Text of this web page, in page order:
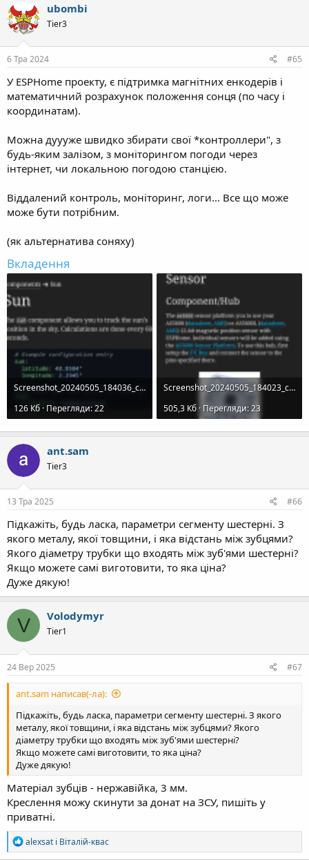
ц
і
ї
:
ubombi
Tier3
6 Тра 2024 #65
У ESPHome проекту, є підтримка магнітних енкодерів і
математичний розрахунок положення сонця (по часу і
координатам).
Можна дуууже швидко збирати свої *контроллери", з
будь-яким залізом, з моніторингом погоди через
інтернет, чи локальною погодою станцією.
Віддалений контроль, моніторинг, логи... Все що може
може бути потрібним.
(як альтернатива соняху)
Вкладення
Screenshot_20240505_184036_com.android.chrome.png
126 Кб · Перегляди: 22
Screenshot_20240505_184023_com.android.chrome.png
505,3 Кб · Перегляди: 23
ant.sam
Tier3
13 Тра 2025 #66
Підкажіть, будь ласка, параметри сегменту шестерні. З
якого металу, якої товщини, і яка відстань між зубцями?
Якого діаметру трубки що входять між зуб'ями шестерні?
Якщо можете самі виготовити, то яка ціна?
Дуже дякую!
V Volodymyr
Tier1
24 Вер 2025 #67
ant.sam написав(-ла):
Підкажіть, будь ласка, параметри сегменту шестерні. З якого
металу, якої товщини, і яка відстань між зубцями? Якого
діаметру трубки що входять між зуб'ями шестерні?
Якщо можете самі виготовити, то яка ціна?
Дуже дякую!
Матеріал зубців - нержавійка, 3 мм.
Креслення можу скинути за донат на ЗСУ, пишіть у
приватні.
Р
е
alexsat і Віталій-квас